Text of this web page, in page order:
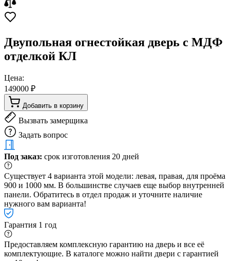
Двупольная огнестойкая дверь с МДФ
отделкой КЛ
Цена:
149000 ₽
Добавить в корзину
Вызвать замерщика
Задать вопрос
Под заказ: срок изготовления 20 дней
Существует 4 варианта этой модели: левая, правая, для проёма
900 и 1000 мм. В большинстве случаев еще выбор внутренней
панели. Обратитесь в отдел продаж и уточните наличие
нужного вам варианта!
Гарантия 1 год
Предоставляем комплексную гарантию на дверь и все её
комплектующие. В каталоге можно найти двери с гарантией